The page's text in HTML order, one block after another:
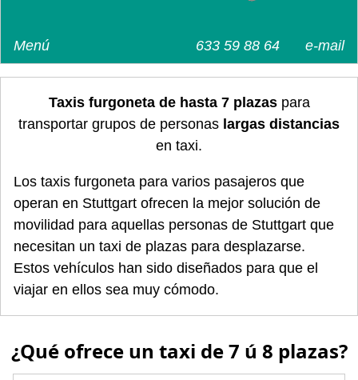
e-mail
633 59 88 64
Menú
Taxis furgoneta de hasta 7 plazaspara
transportar grupos de personas largas distancias
en taxi.
Los taxis furgoneta para varios pasajeros que
operan en Stuttgart ofrecen la mejor solución de
movilidad para aquellas personas de Stuttgart que
necesitan un taxi de plazas para desplazarse.
Estos vehículos han sido diseñados para que el
viajar en ellos sea muy cómodo.
¿Qué ofrece un taxi de 7 ú 8 plazas?